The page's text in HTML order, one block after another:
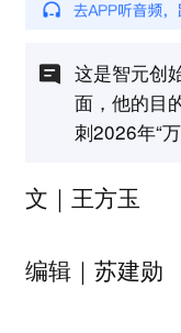
这是智元创
面，他的目
刺2026年“
文｜王方玉
编辑｜苏建勋